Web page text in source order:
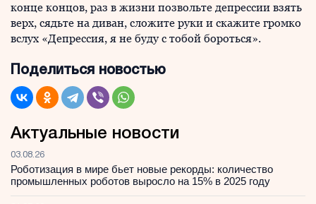
конце концов, раз в жизни позвольте депрессии взять
верх, сядьте на диван, сложите руки и скажите громко
вслух «Депрессия, я не буду с тобой бороться».
Поделиться новостью
Актуальные новости
03.08.26
Роботизация в мире бьет новые рекорды: количество
промышленных роботов выросло на 15% в 2025 году